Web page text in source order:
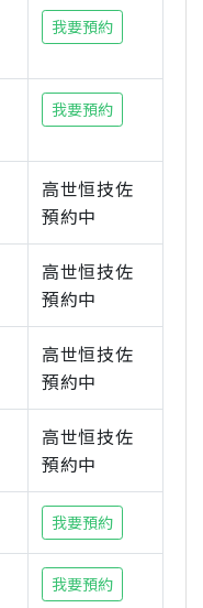
我要預約
我要預約
高世恒技佐
預約中
高世恒技佐
預約中
高世恒技佐
預約中
高世恒技佐
預約中
我要預約
我要預約